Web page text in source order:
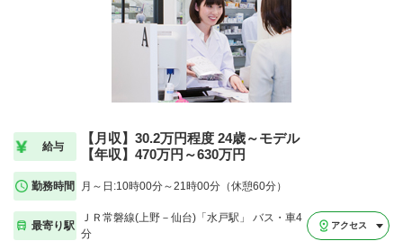
給与
【月収】30.2万円程度 24歳～モデル
【年収】470万円～630万円
勤務時間 月～日:10時00分～21時00分（休憩60分）
最寄り駅
ＪＲ常磐線(上野－仙台)「水戸駅」 バス・車4
分
アクセス